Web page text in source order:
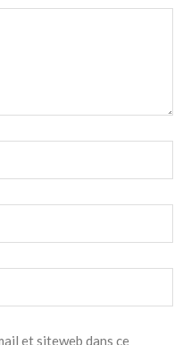
et siteweb dans ce